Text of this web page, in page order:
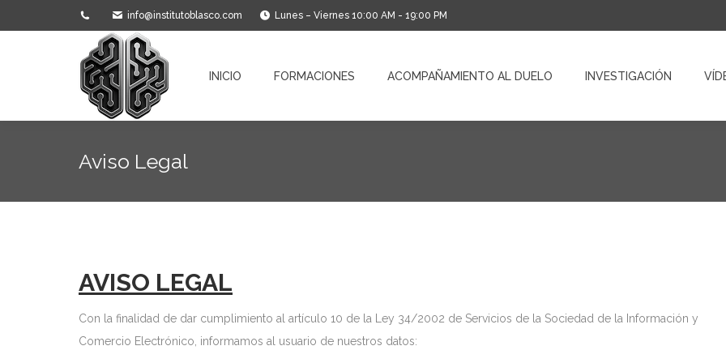
info@institutoblasco.com Lunes – Viernes 10:00 AM - 19:00 PM
INICIO FORMACIONES ACOMPAÑAMIENTO AL DUELO INVESTIGACIÓN
Aviso Legal
AVISO LEGAL
Con la finalidad de dar cumplimiento al artículo 10 de la Ley 34/2002 de Servicios de la Sociedad de la Información y
Comercio Electrónico, informamos al usuario de nuestros datos: